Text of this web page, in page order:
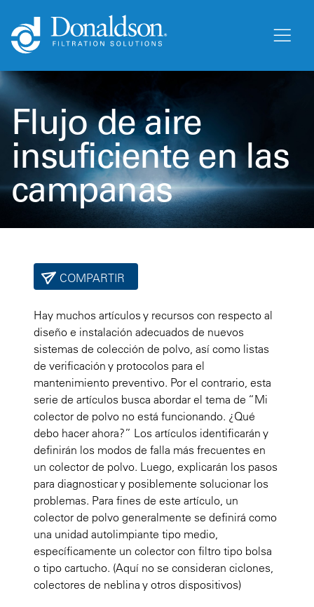
Flujo de aire
insuficiente en las
campanas
COMPARTIR
Hay muchos artículos y recursos con respecto al
diseño e instalación adecuados de nuevos
sistemas de colección de polvo, así como listas
de verificación y protocolos para el
mantenimiento preventivo. Por el contrario, esta
serie de artículos busca abordar el tema de “Mi
colector de polvo no está funcionando. ¿Qué
debo hacer ahora?” Los artículos identificarán y
definirán los modos de falla más frecuentes en
un colector de polvo. Luego, explicarán los pasos
para diagnosticar y posiblemente solucionar los
problemas. Para fines de este artículo, un
colector de polvo generalmente se definirá como
una unidad autolimpiante tipo medio,
específicamente un colector con filtro tipo bolsa
o tipo cartucho. (Aquí no se consideran ciclones,
colectores de neblina y otros dispositivos)